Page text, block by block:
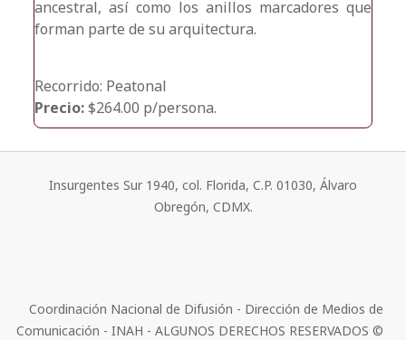
ancestral, así como los anillos marcadores que
forman parte de su arquitectura.
Recorrido: Peatonal
Precio:$264.00 p/persona.
Insurgentes Sur 1940, col. Florida, C.P. 01030, Álvaro
Obregón, CDMX.
Coordinación Nacional de Difusión - Dirección de Medios de
Comunicación - INAH - ALGUNOS DERECHOS RESERVADOS ©